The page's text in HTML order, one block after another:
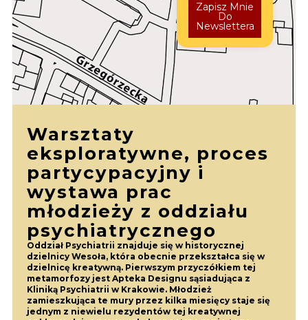
Zapisz Mnie
Do
Newslettera
Warsztaty
eksploratywne, proces
partycypacyjny i
wystawa prac
młodzieży z oddziału
psychiatrycznego
Oddział Psychiatrii znajduje się w historycznej
dzielnicy Wesoła, która obecnie przekształca się w
dzielnicę kreatywną. Pierwszym przyczółkiem tej
metamorfozy jest Apteka Designu sąsiadująca z
Kliniką Psychiatrii w Krakowie. Młodzież
zamieszkująca te mury przez kilka miesięcy staje się
jednym z niewielu rezydentów tej kreatywnej